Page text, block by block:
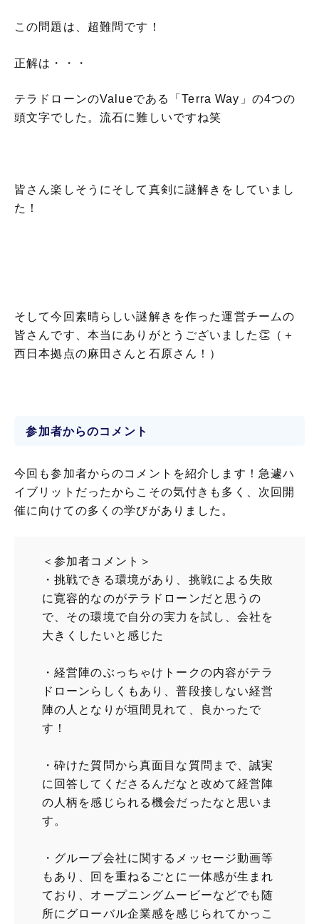
この問題は、超難問です！
正解は・・・
テラドローンのValueである「Terra Way」の4つの
頭文字でした。流石に難しいですね笑
皆さん楽しそうにそして真剣に謎解きをしていまし
た！
そして今回素晴らしい謎解きを作った運営チームの
皆さんです、本当にありがとうございました👏（＋
西日本拠点の麻田さんと石原さん！）
参加者からのコメント
今回も参加者からのコメントを紹介します！急遽ハ
イブリットだったからこその気付きも多く、次回開
催に向けての多くの学びがありました。
＜参加者コメント＞
・挑戦できる環境があり、挑戦による失敗
に寛容的なのがテラドローンだと思うの
で、その環境で自分の実力を試し、会社を
大きくしたいと感じた
・経営陣のぶっちゃけトークの内容がテラ
ドローンらしくもあり、普段接しない経営
陣の人となりが垣間見れて、良かったで
す！
・砕けた質問から真面目な質問まで、誠実
に回答してくださるんだなと改めて経営陣
の人柄を感じられる機会だったなと思いま
す。
・グループ会社に関するメッセージ動画等
もあり、回を重ねるごとに一体感が生まれ
ており、オープニングムービーなどでも随
所にグローバル企業感を感じられてかっこ